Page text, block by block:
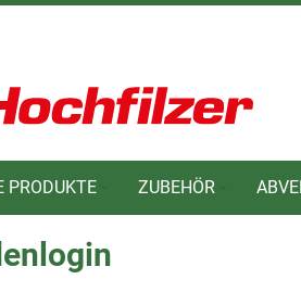
PRODUKTE ZUBEHÖR